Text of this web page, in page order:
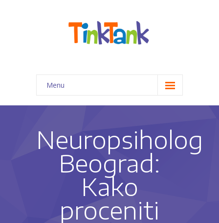
Menu
Početna
-- Priprema predškolaca za 1. razred
-- Kreativno-edukativne radionice
-- Pomoć pri izradi domaćih zadataka
-- Programi edukativne terapije
Neuropsiholog
Beograd:
Kako
proceniti